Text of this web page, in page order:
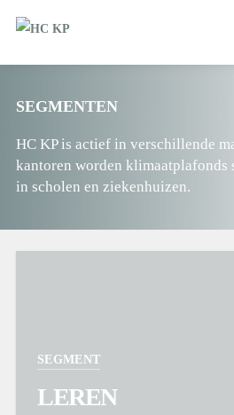
SEGMENTEN
HC KP is actief in verschillende
kantoren worden klimaatplafonds
in scholen en ziekenhuizen.
SEGMENT
LEREN